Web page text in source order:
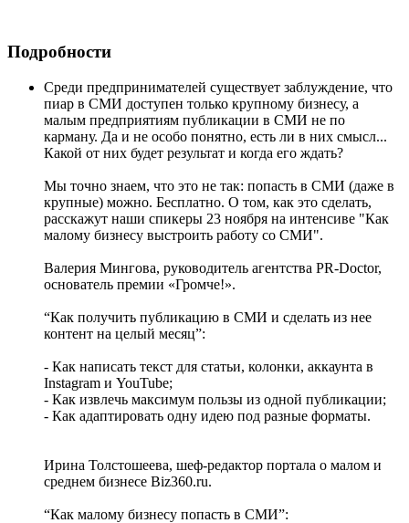
Подробности
Среди предпринимателей существует заблуждение, что
пиар в СМИ доступен только крупному бизнесу, а
малым предприятиям публикации в СМИ не по
карману. Да и не особо понятно, есть ли в них смысл...
Какой от них будет результат и когда его ждать?
Мы точно знаем, что это не так: попасть в СМИ (даже в
крупные) можно. Бесплатно. О том, как это сделать,
расскажут наши спикеры 23 ноября на интенсиве "Как
малому бизнесу выстроить работу со СМИ".
Валерия Мингова, руководитель агентства PR-Doctor,
основатель премии «Громче!».
“Как получить публикацию в СМИ и сделать из нее
контент на целый месяц”:
- Как написать текст для статьи, колонки, аккаунта в
Instagram и YouTube;
- Как извлечь максимум пользы из одной публикации;
- Как адаптировать одну идею под разные форматы.
Ирина Толстошеева, шеф-редактор портала о малом и
среднем бизнесе Biz360.ru.
“Как малому бизнесу попасть в СМИ”: